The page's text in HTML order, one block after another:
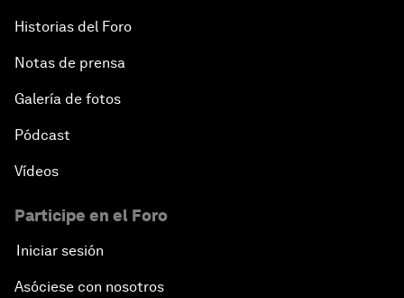
Historias del Foro
Notas de prensa
Galería de fotos
Pódcast
Vídeos
Participe en el Foro
Iniciar sesión
Asóciese con nosotros